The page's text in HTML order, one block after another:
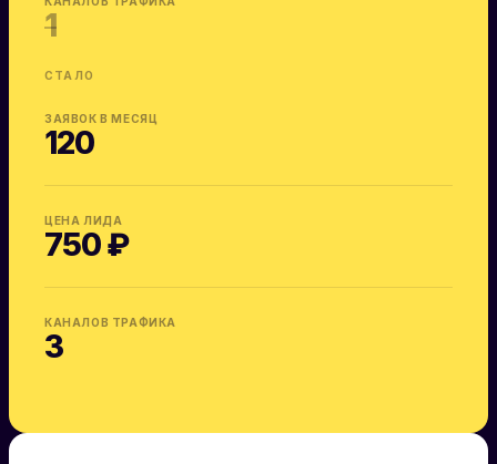
1
СТАЛО
ЗАЯВОК В МЕСЯЦ
120
ЦЕНА ЛИДА
750 ₽
КАНАЛОВ ТРАФИКА
3